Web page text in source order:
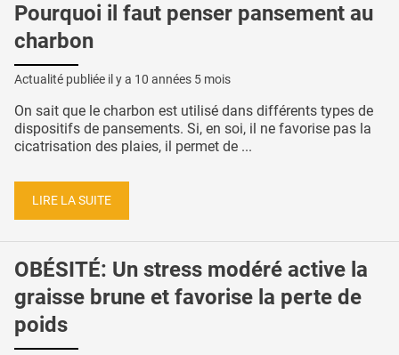
Pourquoi il faut penser pansement au
charbon
Actualité publiée il y a 10 années 5 mois
On sait que le charbon est utilisé dans différents types de
dispositifs de pansements. Si, en soi, il ne favorise pas la
cicatrisation des plaies, il permet de ...
LIRE LA SUITE
OBÉSITÉ: Un stress modéré active la
graisse brune et favorise la perte de
poids